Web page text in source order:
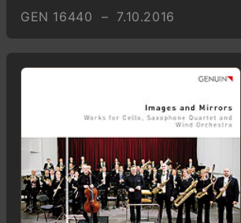
GEN 16440 – 7.10.2016